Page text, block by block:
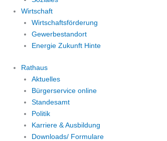
Wirtschaft
Wirtschaftsförderung
Gewerbestandort
Energie Zukunft Hinte
Rathaus
Aktuelles
Bürgerservice online
Standesamt
Politik
Karriere & Ausbildung
Downloads/ Formulare